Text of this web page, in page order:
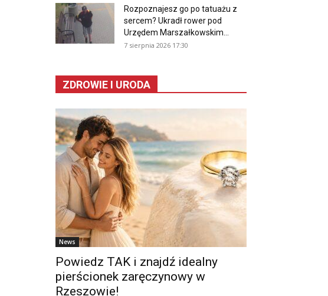
Rozpoznajesz go po tatuażu z
sercem? Ukradł rower pod
Urzędem Marszałkowskim...
7 sierpnia 2026 17:30
ZDROWIE I URODA
News
Powiedz TAK i znajdź idealny
pierścionek zaręczynowy w
Rzeszowie!